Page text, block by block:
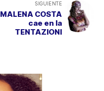
SIGUIENTE
MALENA COSTA
cae en la
TENTAZIONI